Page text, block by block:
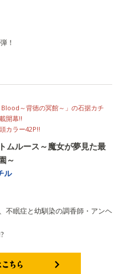
！
Blood～背徳の冥館～」の石据カチ
開幕!!
カラー42P!!
ムルース～魔女が夢見た最
～
ル
不眠症と幼馴染の調香師・アンヘ